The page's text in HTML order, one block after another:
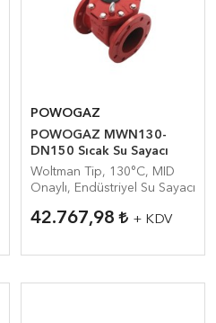
POWOGAZ
POWOGAZ MWN130-
DN150 Sıcak Su Sayacı
Woltman Tip, 130°C, MID
Onaylı, Endüstriyel Su Sayacı
42.767,98 + KDV